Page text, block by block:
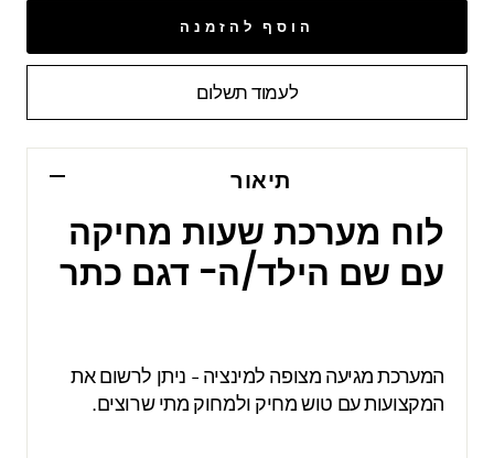
הוסף להזמנה
לעמוד תשלום
תיאור
לוח מערכת שעות מחיקה
עם שם הילד/ה- דגם כתר
המערכת מגיעה מצופה למינציה - ניתן לרשום את
המקצועות עם טוש מחיק ולמחוק מתי שרוצים.